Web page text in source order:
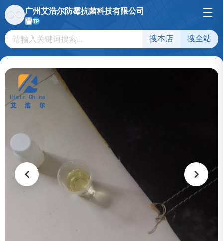
广州艾浩尔防霉抗菌科技有限公司
TP
搜本店 搜全站